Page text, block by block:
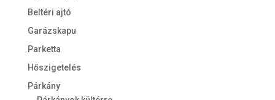
Beltéri ajtó
Garázskapu
Parketta
Hőszigetelés
Párkány